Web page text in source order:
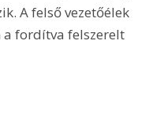
A felső vezetőélek
fordítva felszerelt